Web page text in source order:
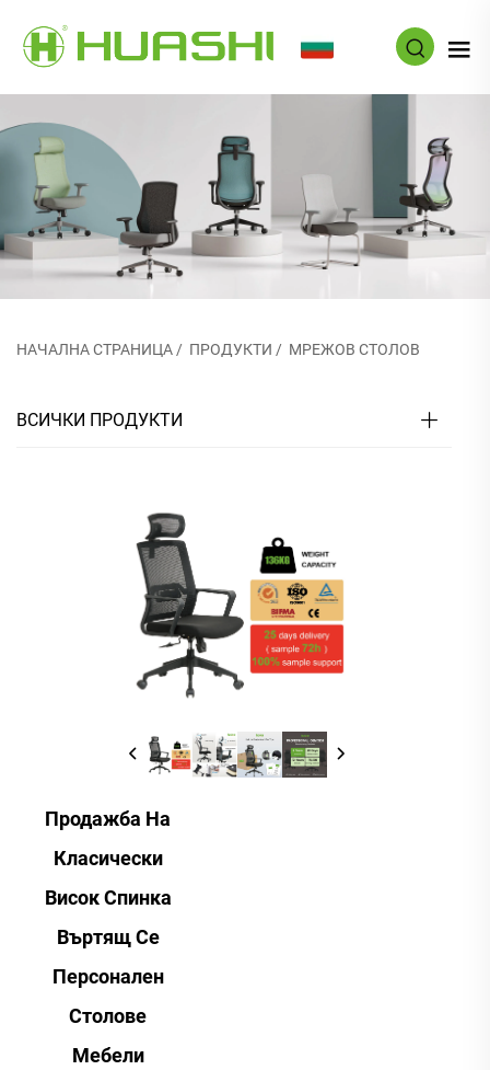
НАЧАЛНА СТРАНИЦА / ПРОДУКТИ / МРЕЖОВ СТОЛОВ
ВСИЧКИ ПРОДУКТИ
Продажба На
Класически
Висок Спинка
Въртящ Се
Персонален
Столове
Мебели